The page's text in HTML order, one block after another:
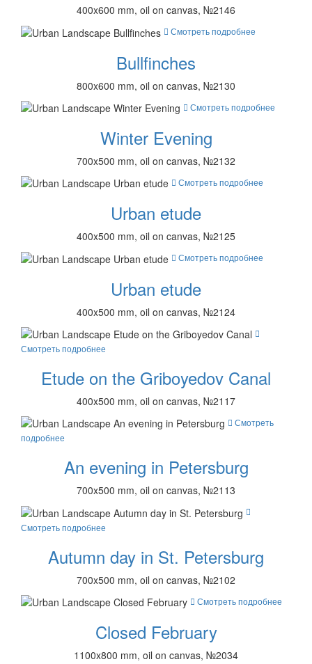
400x600 mm, oil on canvas, №2146
Смотреть подробнее
Bullfinches
800x600 mm, oil on canvas, №2130
Смотреть подробнее
Winter Evening
700x500 mm, oil on canvas, №2132
Смотреть подробнее
Urban etude
400x500 mm, oil on canvas, №2125
Смотреть подробнее
Urban etude
400x500 mm, oil on canvas, №2124
Смотреть подробнее
Etude on the Griboyedov Canal
400x500 mm, oil on canvas, №2117
Смотреть
подробнее
An evening in Petersburg
700x500 mm, oil on canvas, №2113
Смотреть подробнее
Autumn day in St. Petersburg
700x500 mm, oil on canvas, №2102
Смотреть подробнее
Closed February
1100x800 mm, oil on canvas, №2034